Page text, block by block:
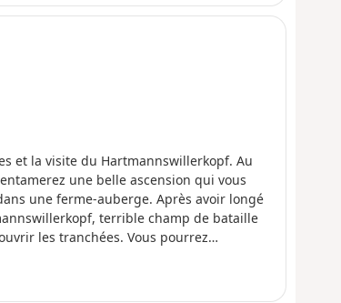
et la visite du Hartmannswillerkopf. Au
une belle ascension qui vous
une ferme-auberge. Après avoir longé
terrible champ de bataille
les tranchées. Vous pourrez